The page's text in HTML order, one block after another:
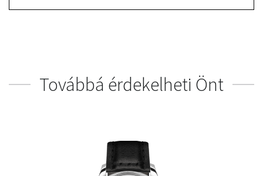
Továbbá érdekelheti Önt